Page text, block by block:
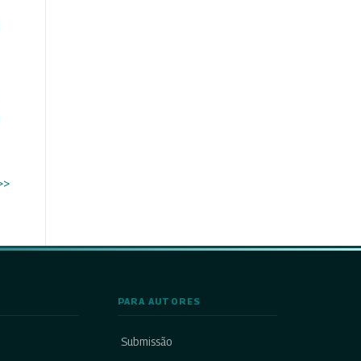
PARA AUTORES
Submissão